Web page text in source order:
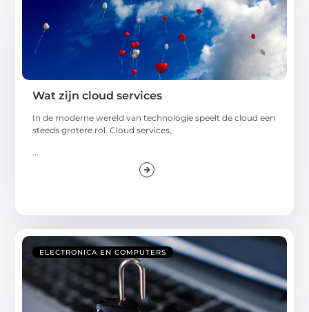
Wat zijn cloud services
In de moderne wereld van technologie speelt de cloud een
steeds grotere rol. Cloud services,
ELECTRONICA EN COMPUTERS